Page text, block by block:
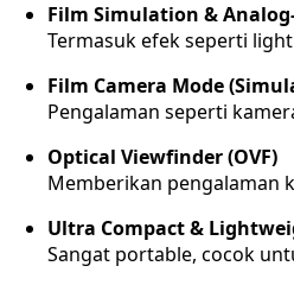
Film Simulation &
Termasuk efek seperti
Film Camera Mode
Pengalaman seperti
Optical Viewfinder (OVF)
Memberikan pengalaman
Ultra Compact &
Sangat portable, cocok